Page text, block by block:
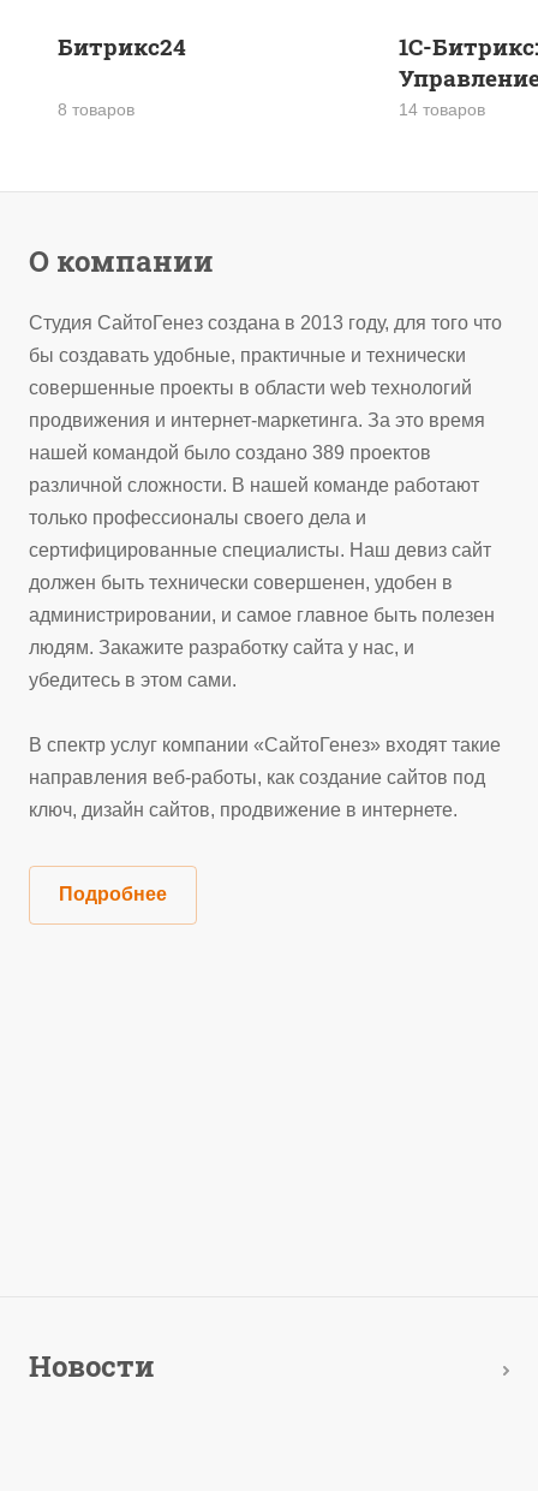
Битрикс24
8 товаров
1С-Битрикс:
14 товаров
О компании
Студия СайтоГенез создана в 2013 году, для того что
бы создавать удобные, практичные и технически
совершенные проекты в области web технологий
продвижения и интернет-маркетинга. За это время
нашей командой было создано 389 проектов
различной сложности. В нашей команде работают
только профессионалы своего дела и
сертифицированные специалисты. Наш девиз сайт
должен быть технически совершенен, удобен в
администрировании, и самое главное быть полезен
людям. Закажите разработку сайта у нас, и
убедитесь в этом сами.
В спектр услуг компании «СайтоГенез» входят такие
направления веб-работы, как создание сайтов под
ключ, дизайн сайтов, продвижение в интернете.
Подробнее
Новости